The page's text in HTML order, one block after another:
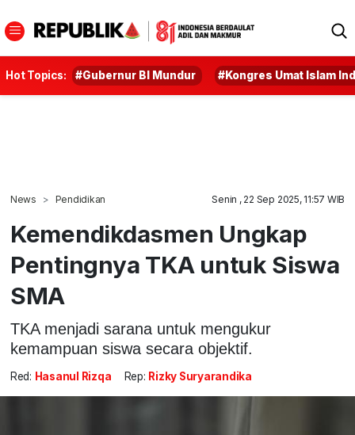
Hot Topics: #Gubernur BI Mundur #Kongres Umat Islam
News Pendidikan Senin , 22 Sep 2025, 11:57 WIB
Kemendikdasmen Ungkap
Pentingnya TKA untuk Siswa
SMA
TKA menjadi sarana untuk mengukur
kemampuan siswa secara objektif.
Red: Hasanul Rizqa Rep: Rizky Suryarandika